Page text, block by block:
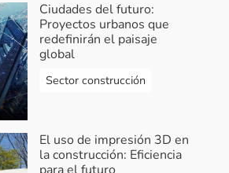
Ciudades del futuro:
Proyectos urbanos que
redefinirán el paisaje
global
Sector construcción
El uso de impresión 3D en
la construcción: Eficiencia